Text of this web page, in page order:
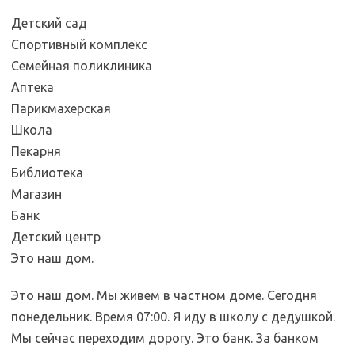
Детский сад
Спортивный комплекс
Семейная поликлиника
Аптека
Парикмахерская
Школа
Пекарня
Библиотека
Магазин
Банк
Детский центр
Это наш дом.
Это наш дом. Мы живем в частном доме. Сегодня
понедельник. Время 07:00. Я иду в школу с дедушкой.
Мы сейчас переходим дорогу. Это банк. За банком